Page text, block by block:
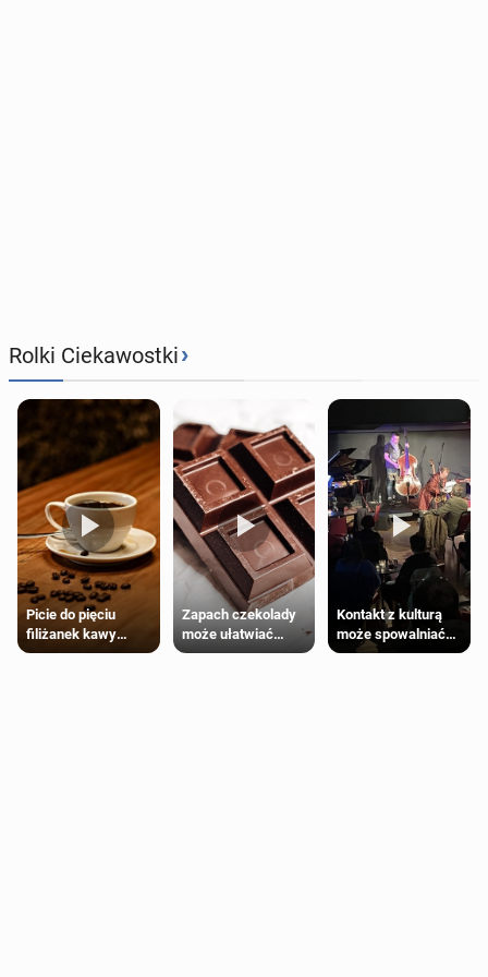
Rolki Ciekawostki›
Picie do pięciu
filiżanek kawy
dziennie jest
Zapach czekolady
może ułatwiać
trening siłowy
Kontakt z kulturą
może spowalniać
starzenie